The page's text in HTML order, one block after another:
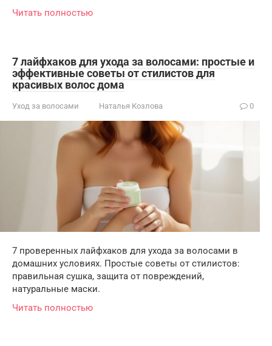
Читать полностью
7 лайфхаков для ухода за волосами: простые и
эффективные советы от стилистов для
красивых волос дома
Уход за волосами Наталья Козлова 0
7 проверенных лайфхаков для ухода за волосами в
домашних условиях. Простые советы от стилистов:
правильная сушка, защита от повреждений,
натуральные маски.
Читать полностью